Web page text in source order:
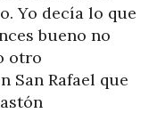
Yo decía lo que
bueno no
otro
San Rafael que